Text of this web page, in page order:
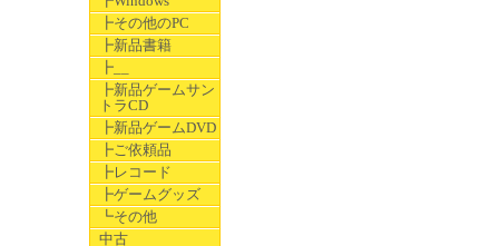
┣その他のPC
┣新品書籍
┣__
┣新品ゲームサン
トラCD
┣新品ゲームDVD
┣ご依頼品
┣レコード
┣ゲームグッズ
┗その他
中古